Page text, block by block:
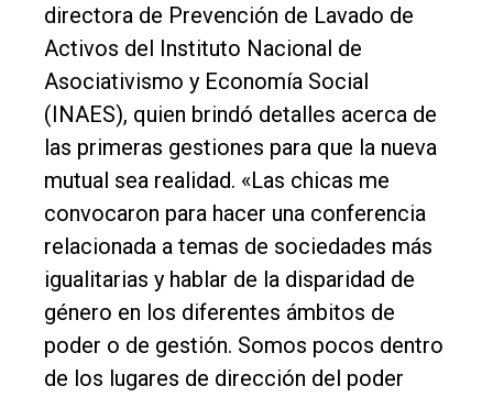
Deportes
Fúnebres
Edición
Empresa
Nosotros
Contacto
directora de Prevención de Lavado de
Activos del Instituto Nacional de
Asociativismo y Economía Social
(INAES), quien brindó detalles acerca de
las primeras gestiones para que la nueva
mutual sea realidad. «Las chicas me
convocaron para hacer una conferencia
relacionada a temas de sociedades más
igualitarias y hablar de la disparidad de
género en los diferentes ámbitos de
poder o de gestión. Somos pocos dentro
de los lugares de dirección del poder